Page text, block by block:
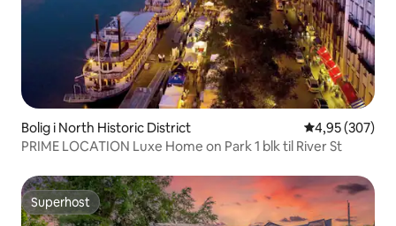
Bolig i North Historic District 4,95 ud af 5 i
4,95 (307)
PRIME LOCATION Luxe Home on Park 1 blk til River St
Superhost
Superhost